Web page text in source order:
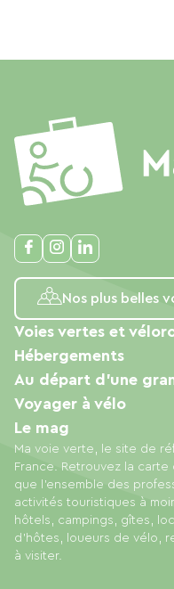
Nos plus belles
Ma voie verte, le site de
France. Retrouvez la
que l'ensemble des
activités touristiques à
hôtels, campings, gîtes,
d'hôtes, loueurs de vélo,
à visiter.
Voies vertes et
Hébergements
Au départ d'une
Voyager à vélo
Le mag